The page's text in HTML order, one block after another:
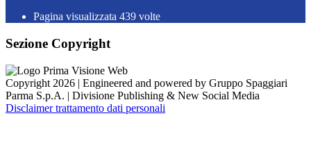
Pagina visualizzata 439 volte
Sezione Copyright
Copyright 2026 | Engineered and powered by Gruppo Spaggiari
Parma S.p.A. | Divisione Publishing & New Social Media
Disclaimer trattamento dati personali